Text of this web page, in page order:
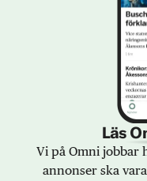
Läs
Vi på Omni jobbar
annonser ska